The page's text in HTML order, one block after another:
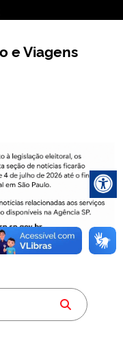
e Viagens